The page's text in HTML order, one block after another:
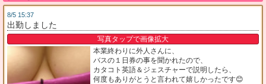
8/5 15:37
出勤しました
写真タップで画像拡大
本業終わりに外人さんに、
バスの１日券の事を聞かれたので、
カタコト英語＆ジェスチャーで説明したら、
何度もありがとうと言われて嬉しかったです😊